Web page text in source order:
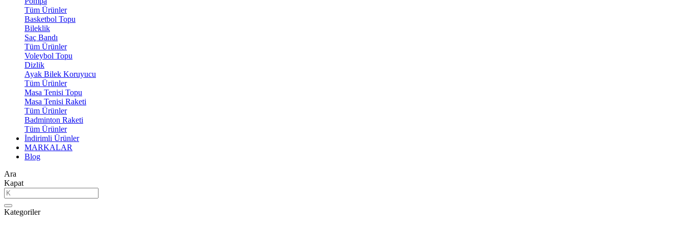
Tüm Ürünler
Basketbol Topu
Bileklik
Saç Bandı
Tüm Ürünler
Voleybol Topu
Dizlik
Ayak Bilek Koruyucu
Tüm Ürünler
Masa Tenisi Topu
Masa Tenisi Raketi
Tüm Ürünler
Badminton Raketi
Tüm Ürünler
İndirimli Ürünler
MARKALAR
Blog
Ara
Kapat
Kategoriler